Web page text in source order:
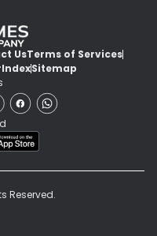
UsTerms of Services
IndexSitemap
Reserved.